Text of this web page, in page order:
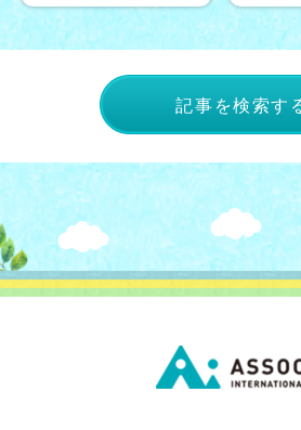
記事を検索す